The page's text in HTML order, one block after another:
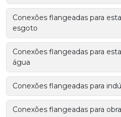
Conexões flangeadas para
esgoto
Conexões flangeadas para
água
Conexões flangeadas para
Conexões flangeadas para